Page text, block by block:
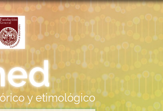
y etimológico